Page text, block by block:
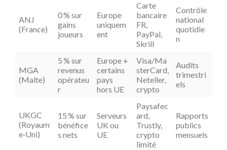
ANJ
(France)
0 % sur
gains
joueurs
Europe
uniquem
ent
Carte
bancaire
FR,
PayPal,
Skrill
Contrôle
national
quotidie
n
MGA
(Malte)
5 % sur
revenus
opérateu
r
Europe +
certains
pays
hors UE
Visa/Ma
sterCard,
Neteller,
crypto
Audits
trimestri
els
UKGC
(Royaum
e‑Uni)
15 % sur
bénéfice
s nets
Serveurs
UK ou
UE
Paysafec
ard,
Trustly,
crypto
limité
Rapports
publics
mensuels